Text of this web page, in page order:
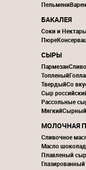
Пельмени
БАКАЛЕЯ
Соки и Нектары
Пюре
СЫРЫ
Пармезан
Топленый
ТвердыйСо
Сыр
Рассольные
МягкийСырный
МОЛОЧНАЯ
Сливочное
Масло
Плавленый сыр